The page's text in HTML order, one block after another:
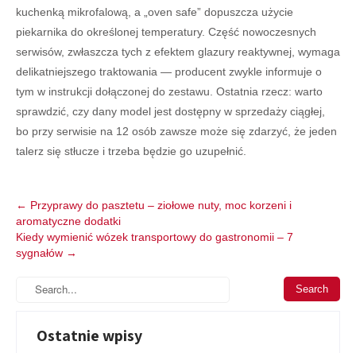
kuchenką mikrofalową, a „oven safe” dopuszcza użycie
piekarnika do określonej temperatury. Część nowoczesnych
serwisów, zwłaszcza tych z efektem glazury reaktywnej, wymaga
delikatniejszego traktowania — producent zwykle informuje o
tym w instrukcji dołączonej do zestawu. Ostatnia rzecz: warto
sprawdzić, czy dany model jest dostępny w sprzedaży ciągłej,
bo przy serwisie na 12 osób zawsze może się zdarzyć, że jeden
talerz się stłucze i trzeba będzie go uzupełnić.
Post
navigation
← Przyprawy do pasztetu – ziołowe nuty, moc korzeni i
aromatyczne dodatki
Kiedy wymienić wózek transportowy do gastronomii – 7
sygnałów →
Ostatnie wpisy